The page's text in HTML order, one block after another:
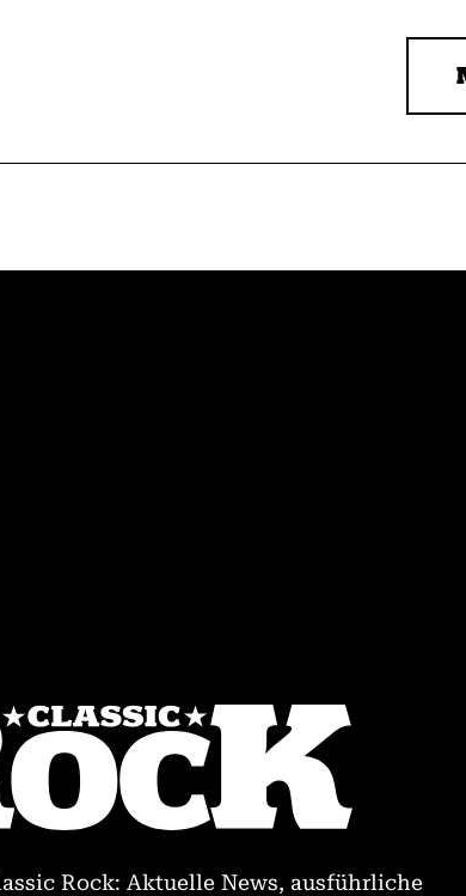
Rock: Aktuelle News, ausführliche